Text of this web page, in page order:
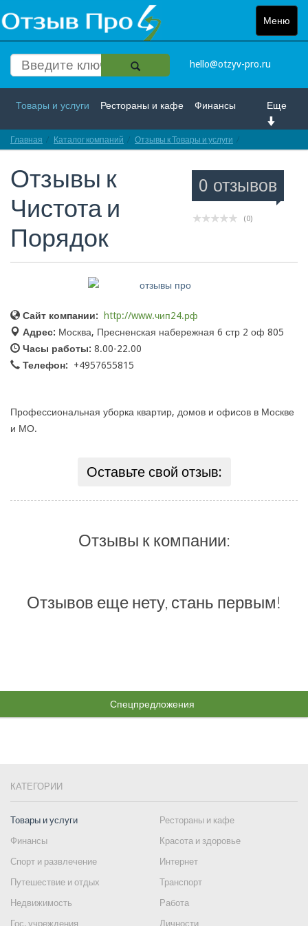
Меню
Toggle
hello@otzyv-pro.ru
Еще
Товары и услуги Рестораны и кафе Финансы
Красота и здоровье Спорт и развлечение
Интернет Путешествие и отдых
Недвижимость Работа
Личности Логистика
Главная Каталог компаний Отзывы к Товары и услуги
0 отзывов
(0)
Отзывы к
Чистота и
Порядок
Сайт компании:
http://www.чип24.рф
Адрес: Москва, Пресненская набережная 6 стр 2 оф 805
Часы работы: 8.00-22.00
Телефон:
+4957655815
Профессиональная уборка квартир, домов и офисов в Москве
и МО.
Оставьте свой отзыв:
Отзывы к компании:
Отзывов еще нету, стань первым!
Спецпредложения
КАТЕГОРИИ
Товары и услуги
Рестораны и кафе
Финансы
Красота и здоровье
Спорт и развлечение
Интернет
Путешествие и отдых
Транспорт
Недвижимость
Работа
Гос. учреждения
Личности